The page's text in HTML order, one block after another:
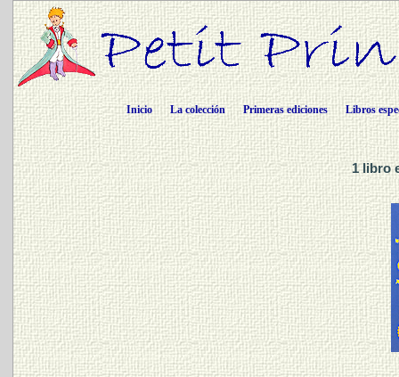
Inicio La colección Primeras ediciones Libros
1 libro